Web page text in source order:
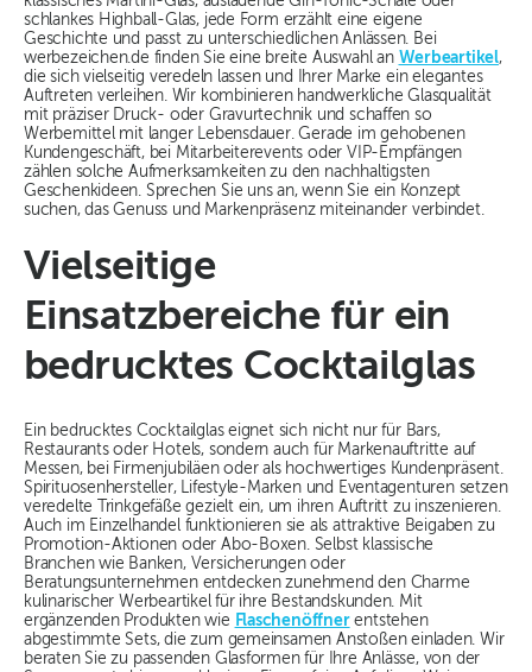
schlankes Highball-Glas, jede Form erzählt eine eigene
Geschichte und passt zu unterschiedlichen Anlässen. Bei
werbezeichen.de finden Sie eine breite Auswahl an Werbeartikel,
die sich vielseitig veredeln lassen und Ihrer Marke ein elegantes
Auftreten verleihen. Wir kombinieren handwerkliche Glasqualität
mit präziser Druck- oder Gravurtechnik und schaffen so
Werbemittel mit langer Lebensdauer. Gerade im gehobenen
Kundengeschäft, bei Mitarbeiterevents oder VIP-Empfängen
zählen solche Aufmerksamkeiten zu den nachhaltigsten
Geschenkideen. Sprechen Sie uns an, wenn Sie ein Konzept
suchen, das Genuss und Markenpräsenz miteinander verbindet.
Vielseitige
Einsatzbereiche für ein
bedrucktes Cocktailglas
Ein bedrucktes Cocktailglas eignet sich nicht nur für Bars,
Restaurants oder Hotels, sondern auch für Markenauftritte auf
Messen, bei Firmenjubiläen oder als hochwertiges Kundenpräsent.
Spirituosenhersteller, Lifestyle-Marken und Eventagenturen setzen
veredelte Trinkgefäße gezielt ein, um ihren Auftritt zu inszenieren.
Auch im Einzelhandel funktionieren sie als attraktive Beigaben zu
Promotion-Aktionen oder Abo-Boxen. Selbst klassische
Branchen wie Banken, Versicherungen oder
Beratungsunternehmen entdecken zunehmend den Charme
kulinarischer Werbeartikel für ihre Bestandskunden. Mit
ergänzenden Produkten wie Flaschenöffnerentstehen
abgestimmte Sets, die zum gemeinsamen Anstoßen einladen. Wir
beraten Sie zu passenden Glasformen für Ihre Anlässe, von der